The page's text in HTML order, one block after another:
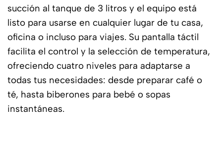
succión al tanque de 3 litros y el equipo está
listo para usarse en cualquier lugar de tu casa,
oficina o incluso para viajes. Su pantalla táctil
facilita el control y la selección de temperatura,
ofreciendo cuatro niveles para adaptarse a
todas tus necesidades: desde preparar café o
té, hasta biberones para bebé o sopas
instantáneas.